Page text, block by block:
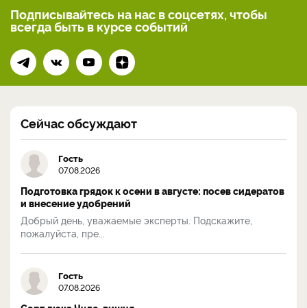
Подписывайтесь на нас в соцсетях, чтобы
всегдабыть в курсе событий
Сейчас обсуждают
Гость
07.08.2026
Подготовка грядок к осени в августе: посев сидератов
и внесение удобрений
Добрый день, уважаемые эксперты. Подскажите,
пожалуйста, пре...
Гость
07.08.2026